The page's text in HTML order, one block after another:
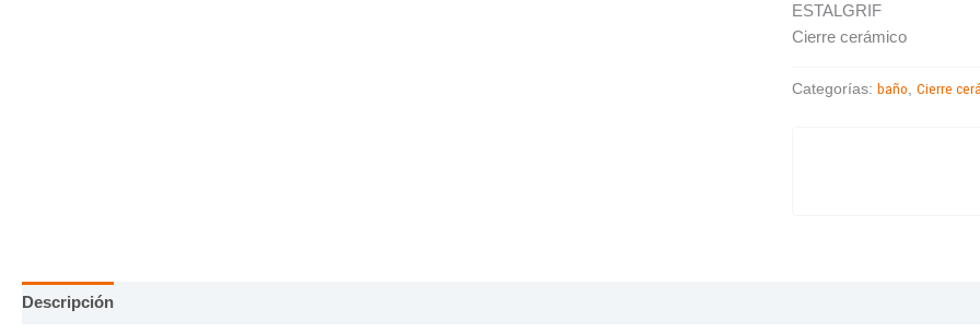
ESTALGRIF
Cierre cerámico
Categorías:baño ,Cierre
Descripción